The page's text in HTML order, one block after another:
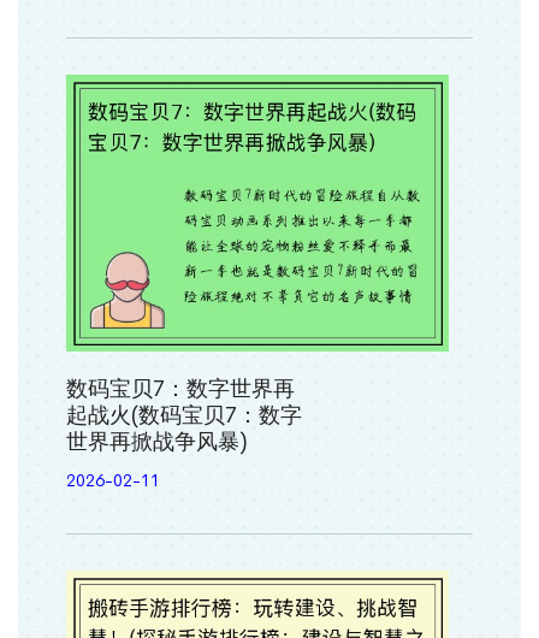
数码宝贝7：数字世界再
起战火(数码宝贝7：数字
世界再掀战争风暴)
2026-02-11